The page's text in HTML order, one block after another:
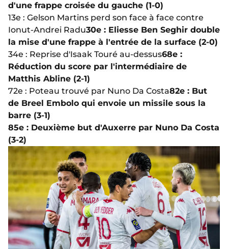
d'une frappe croisée du gauche (1-0)
13e : Gelson Martins perd son face à face contre
Ionut-Andrei Radu30e : Eliesse Ben Seghir double
la mise d'une frappe à l'entrée de la surface (2-0)
34e : Reprise d'Isaak Touré au-dessus68e :
Réduction du score par l'intermédiaire de
Matthis Abline (2-1)
72e : Poteau trouvé par Nuno Da Costa82e : But
de Breel Embolo qui envoie un missile sous la
barre (3-1)
85e : Deuxième but d'Auxerre par Nuno Da Costa
(3-2)